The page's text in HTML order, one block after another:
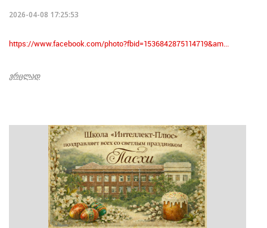
2026-04-08 17:25:53
https://www.facebook.com/photo?fbid=1536842875114719&am...
ᲕᲠᲪᲚᲐᲓ